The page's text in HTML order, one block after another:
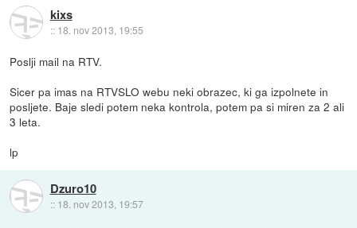
kixs
:: 18. nov 2013, 19:55
Poslji mail na RTV.
Sicer pa imas na RTVSLO webu neki obrazec, ki ga izpolnete in
posljete. Baje sledi potem neka kontrola, potem pa si miren za 2 ali
3 leta.
lp
Dzuro10
:: 18. nov 2013, 19:57